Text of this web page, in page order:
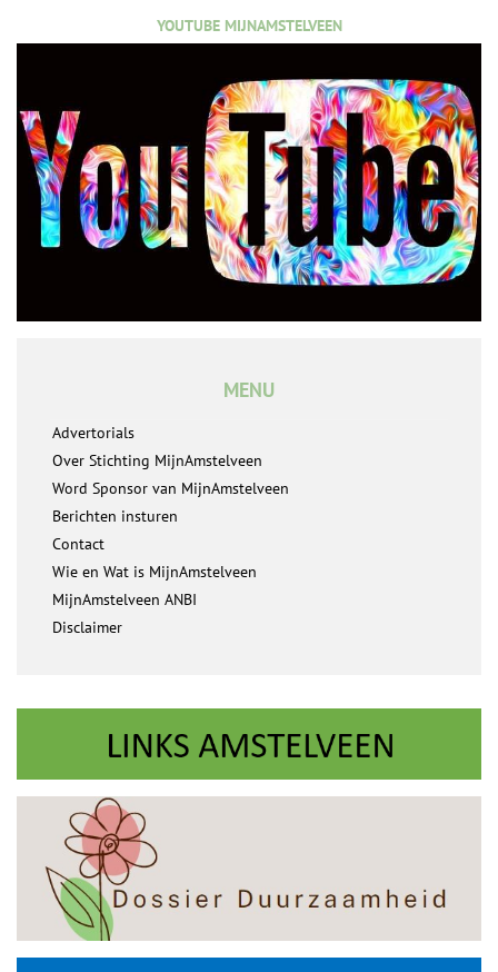
YOUTUBE MIJNAMSTELVEEN
MENU
Advertorials
Over Stichting MijnAmstelveen
Word Sponsor van MijnAmstelveen
Berichten insturen
Contact
Wie en Wat is MijnAmstelveen
MijnAmstelveen ANBI
Disclaimer